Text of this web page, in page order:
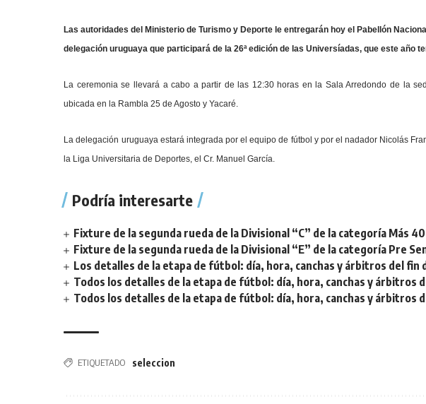
Las autoridades del Ministerio de Turismo y Deporte le entregarán hoy el Pabellón
delegación uruguaya que participará de la 26ª edición de las Universíadas, que este año
La ceremonia se llevará a cabo a partir de las 12:30 horas en la Sala Arredondo de la
ubicada en la Rambla 25 de Agosto y Yacaré.
La delegación uruguaya estará integrada por el equipo de fútbol y por el nadador Nicolás
la Liga Universitaria de Deportes, el Cr. Manuel García.
Podría interesarte
Fixture de la segunda rueda de la Divisional “C” de la categoría Más 40
Fixture de la segunda rueda de la Divisional “E” de la categoría Pre
Los detalles de la etapa de fútbol: día, hora, canchas y árbitros del fin
Todos los detalles de la etapa de fútbol: día, hora, canchas y árbitros
Todos los detalles de la etapa de fútbol: día, hora, canchas y árbitros
ETIQUETADO seleccion